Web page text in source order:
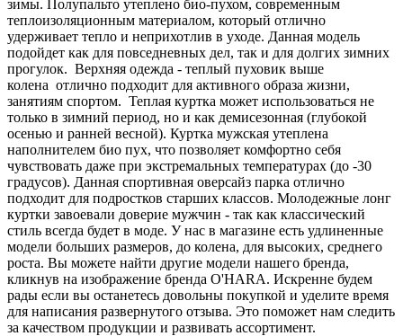
зимы. Полупальто утеплено био-пухом, современным
теплоизоляционным материалом, который отлично
удерживает тепло и неприхотлив в уходе. Данная модель
подойдет как для повседневных дел, так и для долгих зимних
прогулок. Верхняя одежда - теплый пуховик выше
колена отлично подходит для активного образа жизни,
занятиям спортом. Теплая куртка может использоваться не
только в зимний период, но и как демисезонная (глубокой
осенью и ранней весной). Куртка мужская утеплена
наполнителем био пух, что позволяет комфортно себя
чувствовать даже при экстремальных температурах (до -30
градусов). Данная спортивная оверсайз парка отлично
подходит для подростков старших классов. Молодежные лонг
куртки завоевали доверие мужчин - так как классический
стиль всегда будет в моде. У нас в магазине есть удлиненные
модели больших размеров, до колена, для высоких, среднего
роста. Вы можете найти другие модели нашего бренда,
кликнув на изображение бренда O'HARA. Искренне будем
рады если вы останетесь довольны покупкой и уделите время
для написания развернутого отзыва. Это поможет нам следить
за качеством продукции и развивать ассортимент.